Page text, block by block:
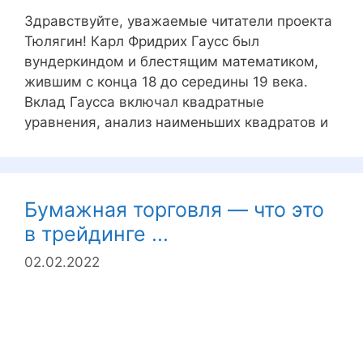
Здравствуйте, уважаемые читатели проекта
Тюлягин! Карл Фридрих Гаусс был
вундеркиндом и блестящим математиком,
жившим с конца 18 до середины 19 века.
Вклад Гаусса включал квадратные
уравнения, анализ наименьших квадратов и
Бумажная торговля — что это
в трейдинге ...
02.02.2022